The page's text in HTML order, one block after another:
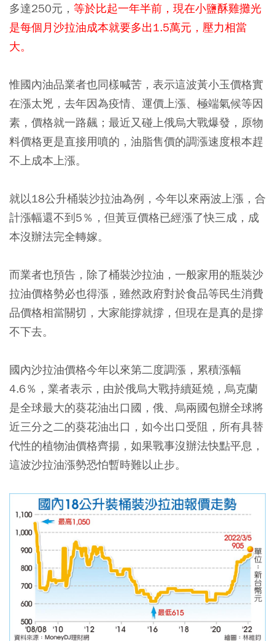
多達250元， 等於比起一年半前，現在小鹽酥雞攤光
是每個月沙拉油成本就要多出1.5萬元，壓力相當
大。
惟國內油品業者也同樣喊苦，表示這波黃小玉價格實
在漲太兇，去年因為疫情、運價上漲、極端氣候等因
素，價格就一路飆；最近又碰上俄烏大戰爆發，原物
料價格更是直接用噴的，油脂售價的調漲速度根本趕
不上成本上漲。
就以18公升桶裝沙拉油為例，今年以來兩波上漲，合
計漲幅還不到5％，但黃豆價格已經漲了快三成，成
本沒辦法完全轉嫁。
而業者也預告，除了桶裝沙拉油，一般家用的瓶裝沙
拉油價格勢必也得漲，雖然政府對於食品等民生消費
品價格相當關切，大家能撐就撐，但現在是真的是撐
不下去。
國內沙拉油價格今年以來第二度調漲，累積漲幅
4.6％，業者表示，由於俄烏大戰持續延燒，烏克蘭
是全球最大的葵花油出口國，俄、烏兩國包辦全球將
近三分之二的葵花油出口，如今出口受阻，所有具替
代性的植物油價格齊揚，如果戰事沒辦法快點平息，
這波沙拉油漲勢恐怕暫時難以止步。